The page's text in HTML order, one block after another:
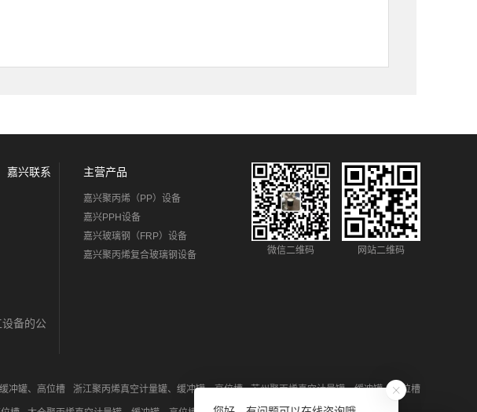
嘉兴联系
备的公
主营产品
嘉兴聚丙烯（PP）设备
嘉兴PPH设备
嘉兴玻璃钢（FRP）设备
嘉兴聚丙烯复合玻璃钢设备
微信二维码 网站二维码
冲罐、高位槽 浙江聚丙烯真空计量罐、缓冲罐、高位槽 苏州聚丙烯真空计量罐、缓冲罐、高位槽